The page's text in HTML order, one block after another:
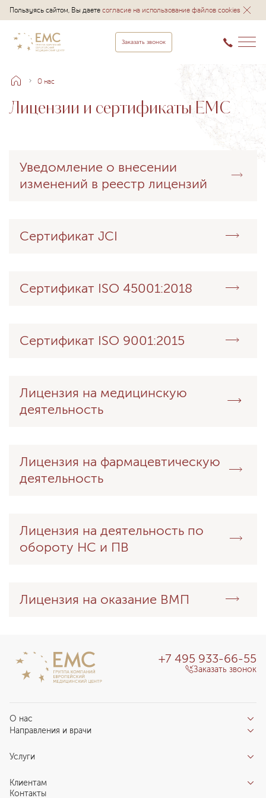
Пользуясь сайтом, Вы даетесогласие на использование файлов cookies
Заказать звонок
О нас
Лицензии и сертификаты EMC
Уведомление о внесении
изменений в реестр лицензий
Сертификат JCI
Сертификат ISO 45001:2018
Сертификат ISO 9001:2015
Лицензия на медицинскую
деятельность
Лицензия на фармацевтическую
деятельность
Лицензия на деятельность по
обороту НС и ПВ
Лицензия на оказание ВМП
О нас
Отзывы пациентов
О клинике
Новости
Направления и врачи
Направления
Центры компетенций
Услуги
Индивидуальный план здоровья
Клиентам
Контакты
+7 495 933-66-55
Заказать звонок